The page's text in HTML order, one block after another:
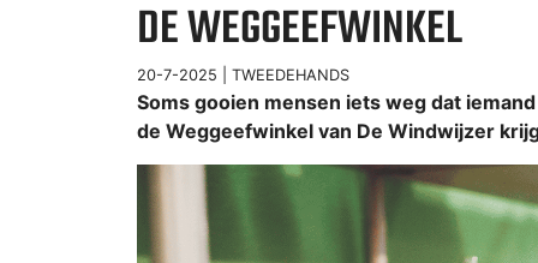
DE WEGGEEFWINKEL
20-7-2025 | TWEEDEHANDS
Soms gooien mensen iets weg dat
de Weggeefwinkel van De Windwijzer